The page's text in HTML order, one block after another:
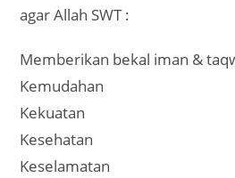
agar Allah SWT :
Memberikan bekal iman &
Kemudahan
Kekuatan
Kesehatan
Keselamatan